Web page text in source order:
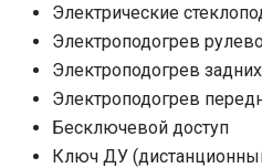
Электрические
Электроподогрев
Электроподогрев
Электроподогрев
Бесключевой доступ
Ключ ДУ